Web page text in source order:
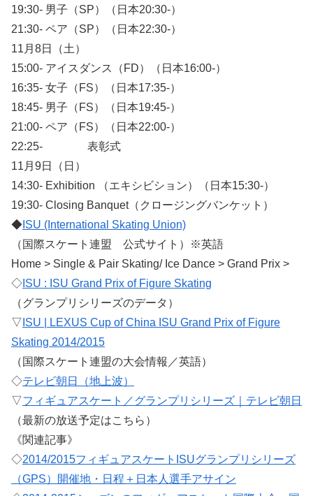
19:30- 男子（SP）（日本20:30-）
21:30- ペア（SP）（日本22:30-）
11月8日（土）
15:00- アイスダンス（FD）（日本16:00-）
16:35- 女子（FS）（日本17:35-）
18:45- 男子（FS）（日本19:45-）
21:00- ペア（FS）（日本22:00-）
22:25- 表彰式
11月9日（日）
14:30- Exhibition （エキシビション）（日本15:30-）
19:30- Closing Banquet（クロージングバンケット）
◆ ISU (International Skating Union)
（国際スケート連盟 公式サイト）※英語
Home > Single & Pair Skating/ Ice Dance > Grand Prix >
◇ ISU : ISU Grand Prix of Figure Skating
（グランプリシリーズのデータ）
▽ ISU | LEXUS Cup of China ISU Grand Prix of Figure
Skating 2014/2015
（国際スケート連盟の大会情報／英語）
◇テレビ朝日（地上波）
▽フィギュアスケート／グランプリシリーズ｜テレビ朝日
（最新の放送予定はこちら）
《関連記事》
◇2014/2015フィギュアスケートISUグランプリシリーズ
（GPS）開催地・日程＋日本人選手アサイン